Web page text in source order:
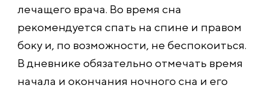
лечащего врача. Во время сна
рекомендуется спать на спине и правом
боку и, по возможности, не беспокоиться.
В дневнике обязательно отмечать время
начала и окончания ночного сна и его